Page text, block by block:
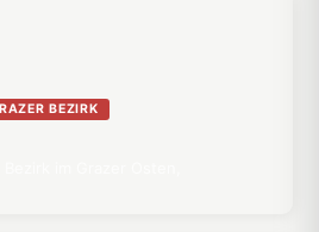
BEZIRK